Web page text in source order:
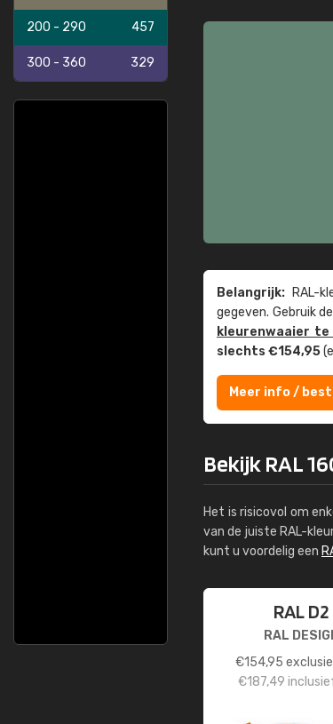
200 - 290 457
300 - 360 329
Belangrijk: RAL-
gegeven. Gebruik
kleuren­waaier te
slechts €154,95
Meer info /
Bekijk RAL
Het is risicovol om
van de juiste RAL-
kunt u voordelig een
RAL D2
RAL
€154,95
€187,49